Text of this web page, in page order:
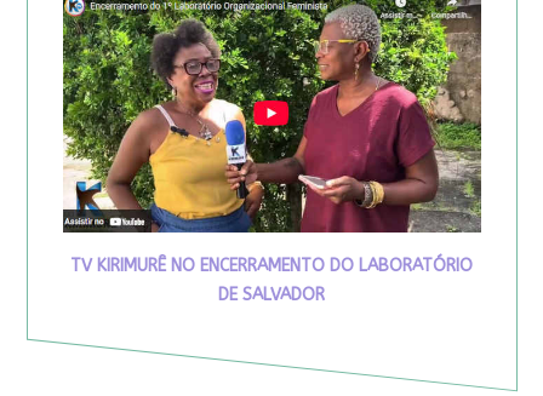
TV KIRIMURÊ NO ENCERRAMENTO DO LABORATÓRIO
DE SALVADOR